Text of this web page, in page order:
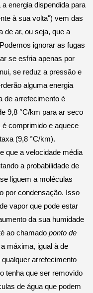
energia dispendida para
à sua volta") vem das
de ar, ou seja, que a
ignorar as fugas
se esfria apenas por
se reduz a pressão e
alguma energia
de arrefecimento é
9,8 °C/km paraar seco
comprimido e aquece
(9,8 °C/km).
que a velocidade média
a probabilidade de
liguem a moléculas
por condensação. Isso
vapor que pode estar
da sua humidade
ao chamado ponto de
máxima, igual à de
arrefecimento
tenha que ser removido
de água que podem